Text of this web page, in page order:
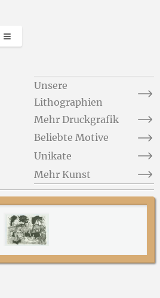
Kategorien
Unsere
Lithographien
Mehr Druckgrafik
Beliebte Motive
Unikate
Mehr Kunst